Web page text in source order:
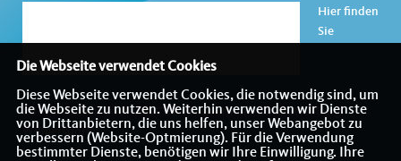
Hier finden
Sie
Informationen über den CDA Kreisverband Charlottenburg-
Wilmersdorf
Die Webseite verwendet Cookies
Diese Webseite verwendet Cookies, die notwendig sind, um
die Webseite zu nutzen. Weiterhin verwenden wir Dienste
von Drittanbietern, die uns helfen, unser Webangebot zu
verbessern (Website-Optmierung). Für die Verwendung
bestimmter Dienste, benötigen wir Ihre Einwilligung. Ihre